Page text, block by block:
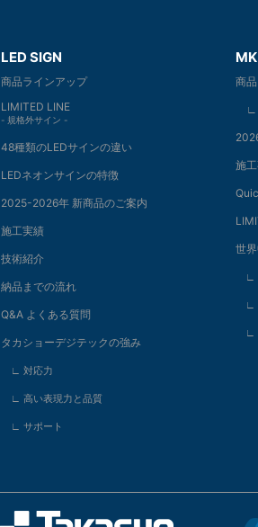
LED SIGN
商品ラインアップ
LIMITED LINE
- 規格外サイン -
48種類のLEDサインの違い
LEDネオンサインの特徴
2025-2026年 新商品のご案内
施工実績
技術紹介
納品までの流れ
Q&A よくある質問
タカショーデジテックの強み
∟ 対応力
∟ 高い表現力と品質
∟ サポート
商
∟
施
世
∟
∟
∟